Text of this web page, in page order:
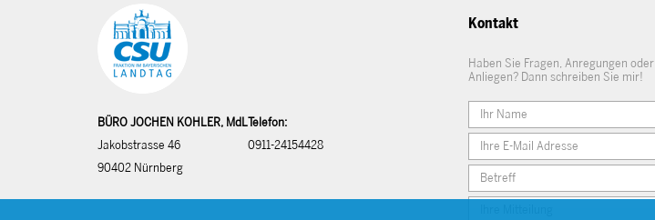
BÜRO JOCHEN KOHLER, MdL
Jakobstrasse 46
90402 Nürnberg
Telefon:
0911-24154428
Kontakt
Haben Sie Fragen, Anregungen
Anliegen? Dann schreiben Sie mir!